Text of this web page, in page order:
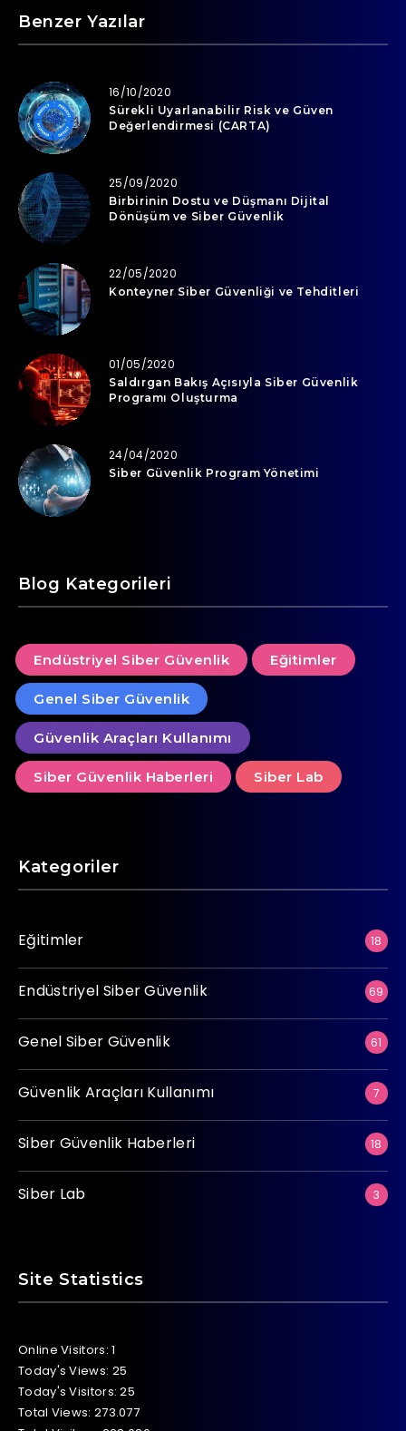
Benzer Yazılar
16/10/2020
Sürekli Uyarlanabilir Risk ve Güven
Değerlendirmesi (CARTA)
25/09/2020
Birbirinin Dostu ve Düşmanı Dijital
Dönüşüm ve Siber Güvenlik
22/05/2020
Konteyner Siber Güvenliği ve Tehditleri
01/05/2020
Saldırgan Bakış Açısıyla Siber Güvenlik
Programı Oluşturma
24/04/2020
Siber Güvenlik Program Yönetimi
Blog Kategorileri
Endüstriyel Siber Güvenlik Eğitimler
Genel Siber Güvenlik
Güvenlik Araçları Kullanımı
Siber Güvenlik Haberleri Siber Lab
Kategoriler
Eğitimler 18
Endüstriyel Siber Güvenlik 69
Genel Siber Güvenlik 61
Güvenlik Araçları Kullanımı 7
Siber Güvenlik Haberleri 18
Siber Lab 3
Site Statistics
Online Visitors:1
Today's Views: 25
Today's Visitors:25
Total Views: 273.077